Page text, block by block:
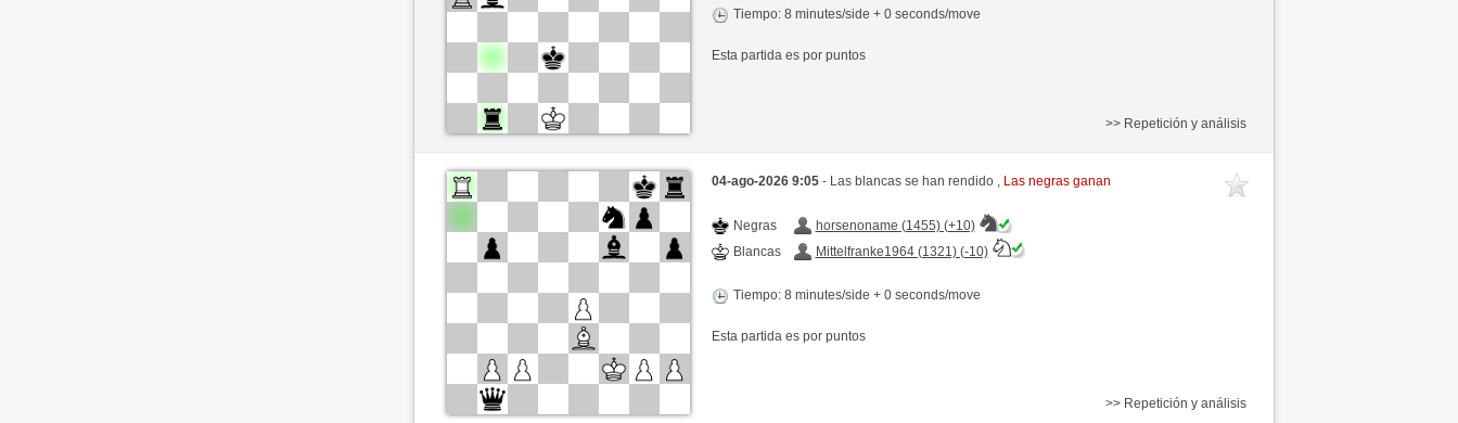
Tiempo: 8 minutes/side + 0 seconds/move
Esta partida es por puntos
>> Repetición y análisis
04-ago-2026 9:05 - Las blancas se han rendido , Las negras ganan
Negras
horsenoname (1455) (+10)
Blancas
Mittelfranke1964 (1321) (-10)
Tiempo: 8 minutes/side + 0 seconds/move
Esta partida es por puntos
>> Repetición y análisis